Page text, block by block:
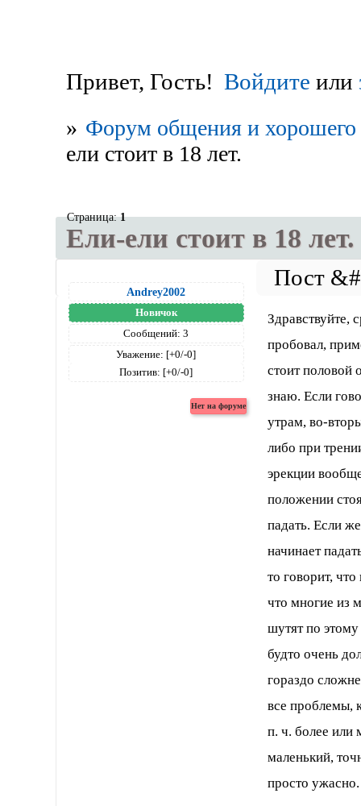
Привет, Гость! Войдите или
» Форум общения и хорошего
ели стоит в 18 лет.
Ели-ели стоит в 18 лет.
Страница:1
Andrey2002
Новичок
Сообщений: 3
Уважение: [+0/-0]
Позитив: [+0/-0]
Здравствуйте,
пробовал,
стоит половой
знаю. Если
утрам, во-
либо при
эрекции
положении
падать. Если
начинает
то говорит,
что многие из
шутят по
будто очень
гораздо
все проблемы,
п. ч. более или
маленький,
просто